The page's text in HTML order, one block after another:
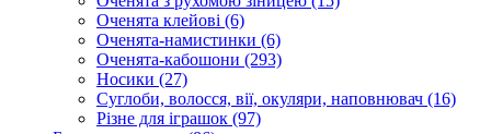
Оченята клейові (6)
Оченята-намистинки (6)
Оченята-кабошони (293)
Носики (27)
Суглоби, волосся, вії, окуляри, наповнювач (16)
Різне для іграшок (97)